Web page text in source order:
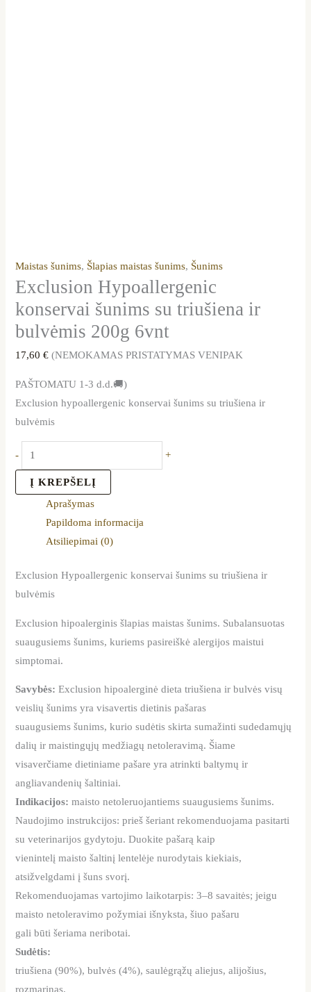
Maistas šunims, Šlapias maistas šunims, Šunims
Exclusion Hypoallergenic
konservai šunims su triušiena ir
bulvėmis 200g 6vnt
17,60€ (NEMOKAMAS PRISTATYMAS VENIPAK
PAŠTOMATU 1-3 d.d.🚚)
Exclusion hypoallergenic konservai šunims su triušiena ir
bulvėmis
- +
Į KREPŠELĮ
Aprašymas
Papildoma informacija
Atsiliepimai (0)
Exclusion Hypoallergenic konservai šunims su triušiena ir
bulvėmis
Exclusion hipoalerginis šlapias maistas šunims. Subalansuotas
suaugusiems šunims, kuriems pasireiškė alergijos maistui
simptomai.
Savybės: Exclusion hipoalerginė dieta triušiena ir bulvės visų
veislių šunims yra visavertis dietinis pašaras
suaugusiems šunims, kurio sudėtis skirta sumažinti sudedamųjų
dalių ir maistingųjų medžiagų netoleravimą. Šiame
visaverčiame dietiniame pašare yra atrinkti baltymų ir
angliavandenių šaltiniai.
Indikacijos: maisto netoleruojantiems suaugusiems šunims.
Naudojimo instrukcijos: prieš šeriant rekomenduojama pasitarti
su veterinarijos gydytoju. Duokite pašarą kaip
vienintelį maisto šaltinį lentelėje nurodytais kiekiais,
atsižvelgdami į šuns svorį.
Rekomenduojamas vartojimo laikotarpis: 3–8 savaitės; jeigu
maisto netoleravimo požymiai išnyksta, šiuo pašaru
gali būti šeriama neribotai.
Sudėtis:
triušiena (90%), bulvės (4%), saulėgrąžų aliejus, alijošius,
rozmarinas.